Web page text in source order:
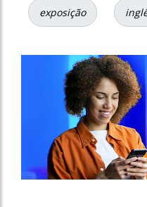
exposição